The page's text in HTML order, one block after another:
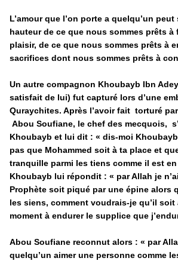
L’amour que l’on porte a quelqu’un peut
hauteur de ce que nous sommes prêts à
plaisir, de ce que nous sommes prêts à
sacrifices dont nous sommes prêts à
Un autre compagnon Khoubayb Ibn
satisfait de lui) fut capturé lors d’une
Quraychites. Après l’avoir fait torturé
Abou Soufiane, le chef des mecquois,
Khoubayb et lui dit : « dis-moi
pas que Mohammed soit à ta place et
tranquille parmi les tiens comme il est
Khoubayb lui répondit : « par Allah je
Prophète soit piqué par une épine alors
les siens, comment voudrais-je qu’il soit
moment à endurer le supplice que
Abou Soufiane reconnut alors : « par
quelqu’un aimer une personne comme